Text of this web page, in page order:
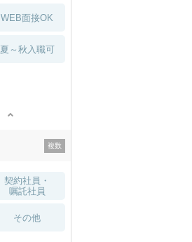
WEB面接OK
夏～秋入職可
契約社員・
嘱託社員
その他